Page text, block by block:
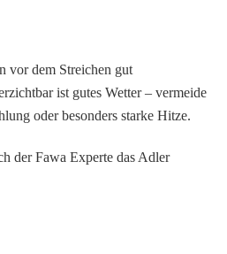
vor dem Streichen gut
ist gutes Wetter – vermeide
oder besonders starke Hitze.
der Fawa Experte das Adler